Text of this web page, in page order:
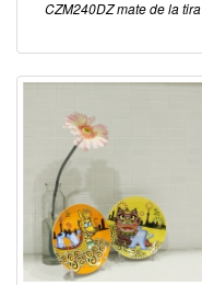
CZM240DZ mate de la tira